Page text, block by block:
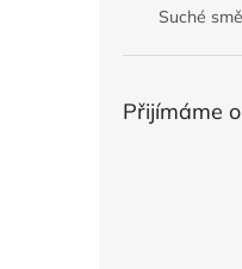
Suché
Přijímáme